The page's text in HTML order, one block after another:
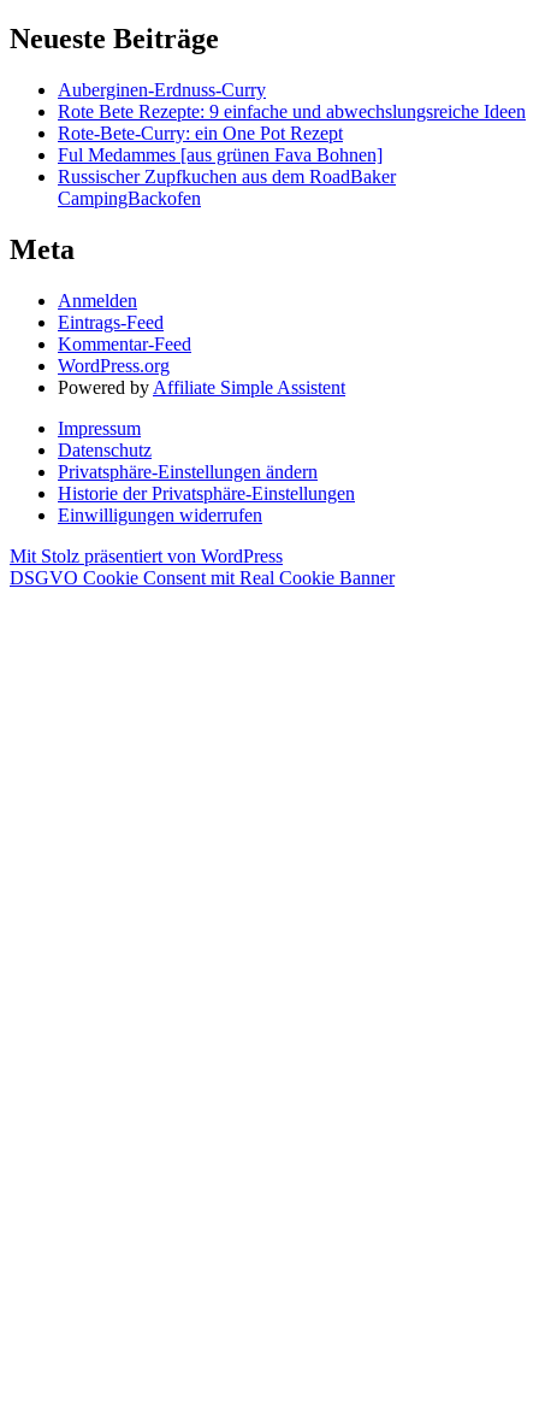
Neueste Beiträge
Auberginen-Erdnuss-Curry
Rote Bete Rezepte: 9 einfache und abwechslungsreiche Ideen
Rote-Bete-Curry: ein One Pot Rezept
Ful Medammes [aus grünen Fava Bohnen]
Russischer Zupfkuchen aus dem RoadBaker
CampingBackofen
Meta
Anmelden
Eintrags-Feed
Kommentar-Feed
WordPress.org
Powered by Affiliate Simple Assistent
Impressum
Datenschutz
Privatsphäre-Einstellungen ändern
Historie der Privatsphäre-Einstellungen
Einwilligungen widerrufen
Mit Stolz präsentiert von WordPress
DSGVO Cookie Consent mit Real Cookie Banner